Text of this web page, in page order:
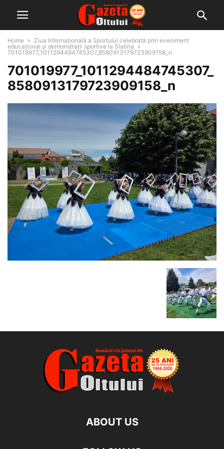
Home
Ziua Internațională a Sportului celebrată prin eveniment
educațional și demonstrații sportive la Slatina
701019977_1011294484745307_8580913179723909158_n
701019977_1011294484745307_
8580913179723909158_n
ABOUT US